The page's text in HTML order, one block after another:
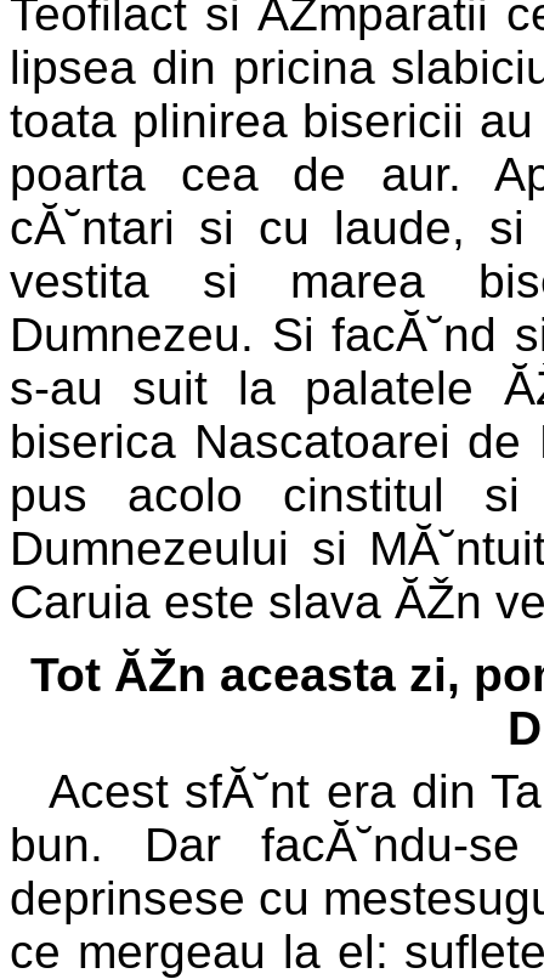
Teofilact si ĂŽmparatii
lipsea din pricina
toata plinirea bisericii
poarta cea de aur.
cĂ˘ntari si cu laude,
vestita si marea
Dumnezeu. Si facĂ˘nd
s-au suit la palatele
biserica Nascatoarei
pus acolo cinstitul si
Dumnezeului si
Caruia este slava ĂŽn
Tot ĂŽn aceasta zi,
Acest sfĂ˘nt era din
bun. Dar facĂ˘ndu-
deprinsese cu
ce mergeau la el: